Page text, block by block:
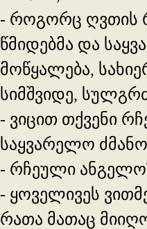
- როგორც ღვთის
წმიდებმა და
მოწყალება,
სიმშვიდე,
- ვიცით თქვენი
საყვარელო
- რჩეული
- ყოველივეს
რათა მათაც